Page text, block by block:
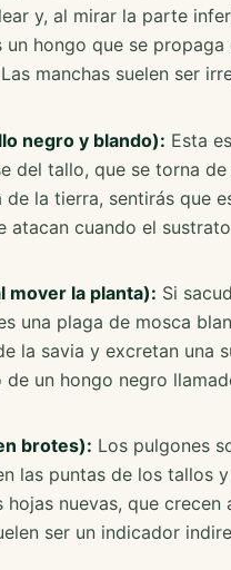
y, al mirar la parte
hongo que se
manchas suelen ser
negro y blando): Esta
del tallo, que se torna
la tierra, sentirás que
atacan cuando el
mover la planta): Si
una plaga de mosca
la savia y excretan una
un hongo negro
brotes): Los pulgones
las puntas de los tallos
nuevas, que crecen
ser un indicador